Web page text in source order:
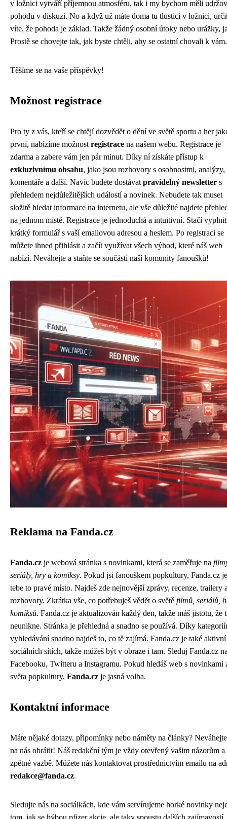
v ložnici vytváří příjemnou atmosféru, tak i my bychom měli
pohodu v diskuzi. No a když už máte doma tu tlustici v ložnici,
víte, že pohoda je základ. Takže žádný osobní útoky nebo urážky,
Prostě se chovejte tak, jak byste chtěli, aby se ostatní chovali k vám.
Těšíme se na vaše příspěvky!
Možnost registrace
Pro ty z vás, kteří se chtějí dozvědět o dění ve světě sportu a her
první, nabízíme možnost registrace na našem webu. Registrace je
zdarma a zabere vám jen pár minut. Díky ní získáte přístup k
exkluzivnímu obsahu, jako jsou rozhovory s osobnostmi, analýzy,
komentáře a další. Navíc budete dostávat pravidelný newsletter s
přehledem nejdůležitějších událostí a novinek. Nebudete tak muset
složitě hledat informace na internetu, ale vše důležité najdete
na jednom místě. Registrace je jednoduchá a intuitivní. Stačí vyplnit
krátký formulář s vaší emailovou adresou a heslem. Po registraci se
můžete ihned přihlásit a začít využívat všech výhod, které náš web
nabízí. Neváhejte a staňte se součástí naší komunity fanoušků!
Reklama na Fanda.cz
Fanda.cz je webová stránka s novinkami, která se zaměřuje na
seriály, hry a komiksy. Pokud jsi fanouškem popkultury, Fanda.cz
tebe to pravé místo. Najdeš zde nejnovější zprávy, recenze, trailery
rozhovory. Zkrátka vše, co potřebuješ vědět o světě filmů, seriálů,
komiksů. Fanda.cz je aktualizován každý den, takže máš jistotu, že
neunikne. Stránka je přehledná a snadno se používá. Díky
vyhledávání snadno najdeš to, co tě zajímá. Fanda.cz je také
sociálních sítích, takže můžeš být v obraze i tam. Sleduj Fanda.cz
Facebooku, Twitteru a Instagramu. Pokud hledáš web s novinkami
světa popkultury, Fanda.cz je jasná volba.
Kontaktní informace
Máte nějaké dotazy, připomínky nebo náměty na články?
na nás obrátit! Náš redakční tým je vždy otevřený vašim názorům a
zpětné vazbě. Můžete nás kontaktovat prostřednictvím emailu na
redakce@fanda.cz.
Sledujte nás na sociálkách, kde vám servírujeme horké novinky
tom, jak se hýbou pfizer akcie, ale taky spoustu dalších zajímavostí.